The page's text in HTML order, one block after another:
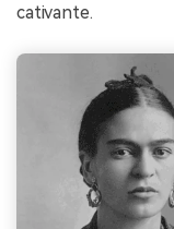
cativante.